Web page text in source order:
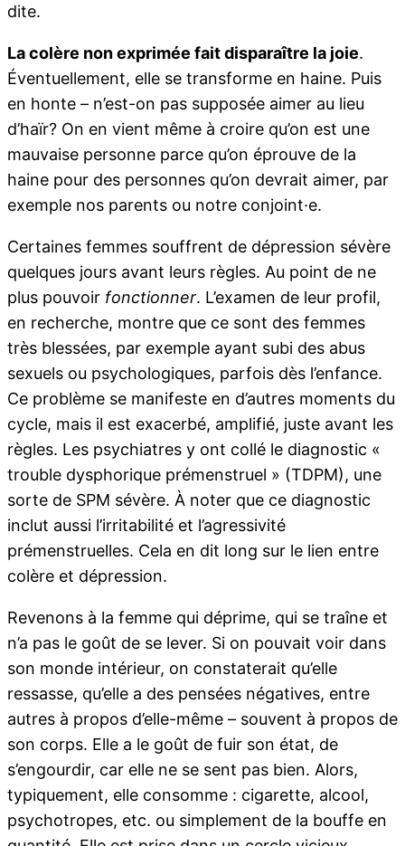
dite.
La colère non exprimée fait disparaître la joie.
Éventuellement, elle se transforme en haine. Puis
en honte – n’est-on pas supposée aimer au lieu
d’haïr? On en vient même à croire qu’on est une
mauvaise personne parce qu’on éprouve de la
haine pour des personnes qu’on devrait aimer, par
exemple nos parents ou notre conjoint·e.
Certaines femmes souffrent de dépression sévère
quelques jours avant leurs règles. Au point de ne
plus pouvoir fonctionner. L’examen de leur profil,
en recherche, montre que ce sont des femmes
très blessées, par exemple ayant subi des abus
sexuels ou psychologiques, parfois dès l’enfance.
Ce problème se manifeste en d’autres moments du
cycle, mais il est exacerbé, amplifié, juste avant les
règles. Les psychiatres y ont collé le diagnostic «
trouble dysphorique prémenstruel » (TDPM), une
sorte de SPM sévère. À noter que ce diagnostic
inclut aussi l’irritabilité et l’agressivité
prémenstruelles. Cela en dit long sur le lien entre
colère et dépression.
Revenons à la femme qui déprime, qui se traîne et
n’a pas le goût de se lever. Si on pouvait voir dans
son monde intérieur, on constaterait qu’elle
ressasse, qu’elle a des pensées négatives, entre
autres à propos d’elle-même – souvent à propos de
son corps. Elle a le goût de fuir son état, de
s’engourdir, car elle ne se sent pas bien. Alors,
typiquement, elle consomme : cigarette, alcool,
psychotropes, etc. ou simplement de la bouffe en